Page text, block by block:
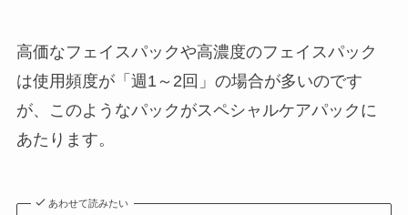
高価なフェイスパックや高濃度のフェイスパック
は使用頻度が「週1～2回」の場合が多いのです
が、このようなパックがスペシャルケアパックに
あたります。
あわせて読みたい